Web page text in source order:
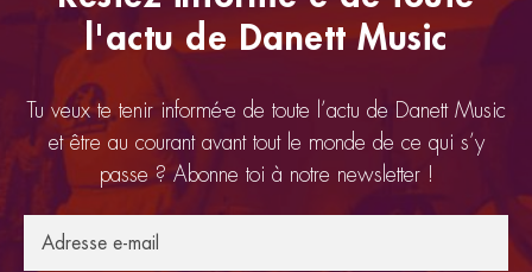
l'actu de Danett Music
Tu veux te tenir informé-e de toute l’actu de Danett Music
et être au courant avant tout le monde de ce qui s’y
passe ? Abonne toi à notre newsletter !